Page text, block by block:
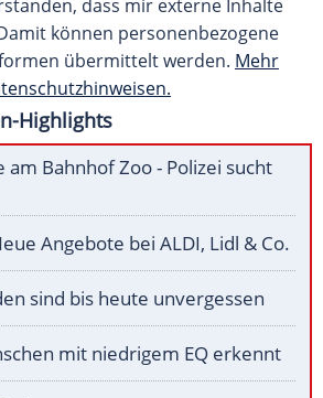
dass mir externe Inhalte
können personenbezogene
übermittelt werden. Mehr
Highlights
am Bahnhof Zoo - Polizei sucht
Angebote bei ALDI, Lidl & Co.
sind bis heute unvergessen
mit niedrigem EQ erkennt